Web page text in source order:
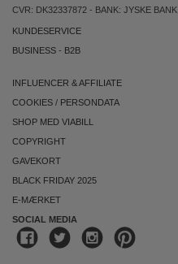
CVR: DK32337872 - BANK: JYSKE BANK
KUNDESERVICE
BUSINESS - B2B
INFLUENCER & AFFILIATE
COOKIES / PERSONDATA
SHOP MED VIABILL
COPYRIGHT
GAVEKORT
BLACK FRIDAY 2025
E-MÆRKET
SOCIAL MEDIA